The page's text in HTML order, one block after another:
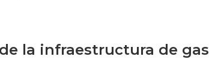
la infraestructura de gas